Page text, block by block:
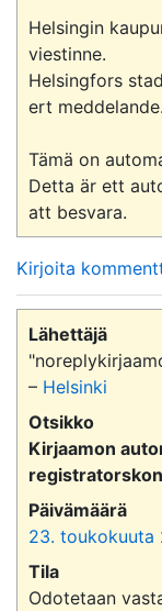
Helsingin
viestinne.
Helsingfors
ert meddelande.
Tämä on
Detta är ett
Kirjoita
Lähettäjä
– Helsinki
Otsikko
Kirjaamon
Päivämäärä
23. toukokuuta
Tila
Odotetaan